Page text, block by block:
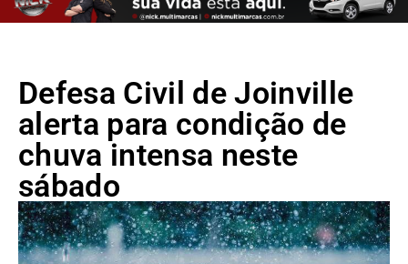
Defesa Civil de Joinville
alerta para condição de
chuva intensa neste
sábado